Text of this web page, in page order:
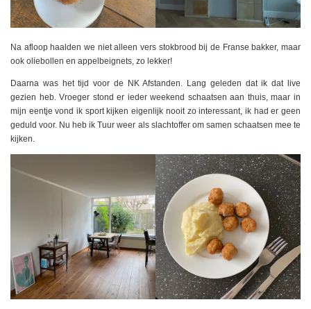
Na afloop haalden we niet alleen vers stokbrood bij de Franse bakker, maar
ook oliebollen en appelbeignets, zo lekker!
Daarna was het tijd voor de NK Afstanden. Lang geleden dat ik dat live
gezien heb. Vroeger stond er ieder weekend schaatsen aan thuis, maar in
mijn eentje vond ik sport kijken eigenlijk nooit zo interessant, ik had er geen
geduld voor. Nu heb ik Tuur weer als slachtoffer om samen schaatsen mee te
kijken.